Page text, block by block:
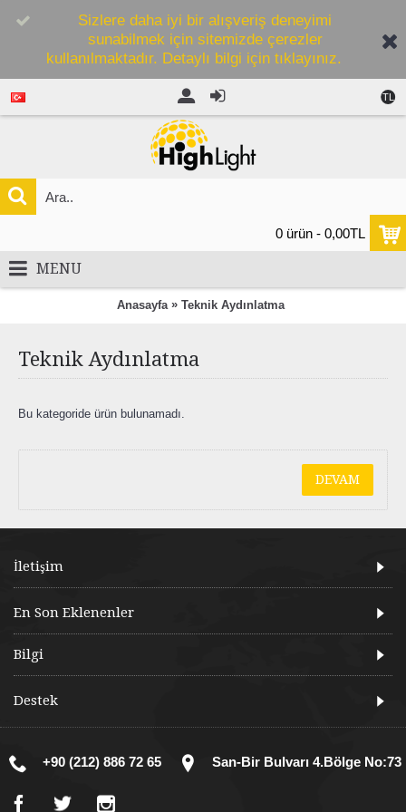
Sizlere daha iyi bir alışveriş deneyimi
sunabilmek için sitemizde çerezler
kullanılmaktadır. Detaylı bilgi için tıklayınız.
TL
0 ürün - 0,00TL
MENU
Anasayfa » Teknik Aydınlatma
Teknik Aydınlatma
Bu kategoride ürün bulunamadı.
DEVAM
İletişim
En Son Eklenenler
Bilgi
Destek
+90 (212) 886 72 65 San-Bir Bulvarı 4.Bölge No:73